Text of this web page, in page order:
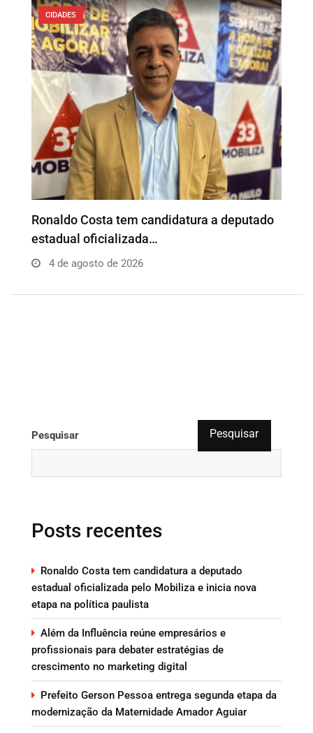
CIDADES
Além da Influência reúne empresários e
profissionais para…
4 de agosto de 2026
Pesquisar Pesquisar
Posts recentes
Ronaldo Costa tem candidatura a deputado
estadual oficializada pelo Mobiliza e inicia nova
etapa na política paulista
Além da Influência reúne empresários e
profissionais para debater estratégias de
crescimento no marketing digital
Prefeito Gerson Pessoa entrega segunda etapa da
modernização da Maternidade Amador Aguiar